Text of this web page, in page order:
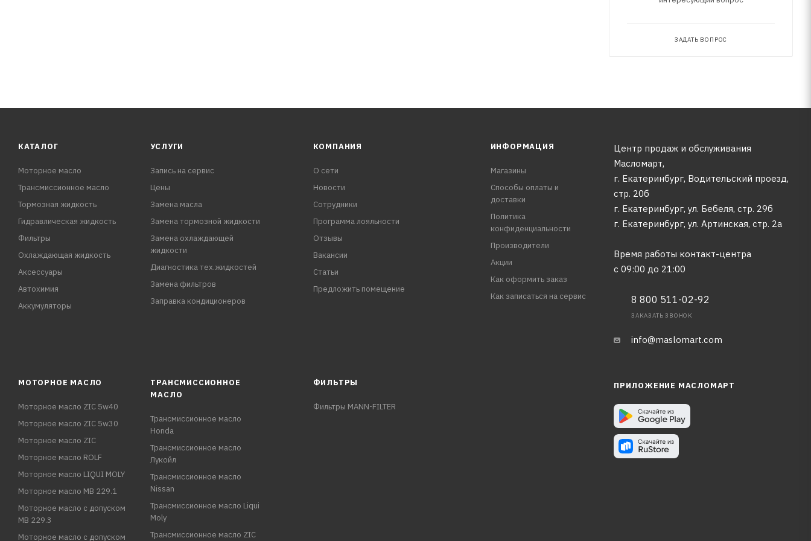
ЗАДАТЬ ВОПРОС
КАТАЛОГ
Моторное масло
Трансмиссионное масло
Тормозная жидкость
Гидравлическая жидкость
Фильтры
Охлаждающая жидкость
Аксессуары
Автохимия
Аккумуляторы
УСЛУГИ
Запись на сервис
Цены
Замена масла
Замена тормозной жидкости
Замена охлаждающей
жидкости
Диагностика тех.жидкостей
Замена фильтров
Заправка кондиционеров
КОМПАНИЯ
О сети
Новости
Сотрудники
Программа лояльности
Отзывы
Вакансии
Статьи
Предложить помещение
ИНФОРМАЦИЯ
Магазины
Способы оплаты и
доставки
Политика
конфиденциальности
Производители
Акции
Как оформить заказ
Как записаться на сервис
Центр продаж и обслуживания
Масломарт,
г. Екатеринбург, Водительский проезд,
стр. 20б
г. Екатеринбург, ул. Бебеля, стр. 29б
г. Екатеринбург, ул. Артинская, стр. 2а
Время работы контакт-центра
с 09:00 до 21:00
8 800 511-02-92
ЗАКАЗАТЬ ЗВОНОК
info@maslomart.com
МОТОРНОЕ МАСЛО
Моторное масло ZIC 5w40
Моторное масло ZIC 5w30
Моторное масло ZIC
Моторное масло ROLF
Моторное масло LIQUI MOLY
Моторное масло MB 229.1
Моторное масло с допуском
MB 229.3
Моторное масло с допуском
ТРАНСМИССИОННОЕ
МАСЛО
Трансмиссионное масло
Honda
Трансмиссионное масло
Лукойл
Трансмиссионное масло
Nissan
Трансмиссионное масло Liqui
Moly
Трансмиссионное масло ZIC
ФИЛЬТРЫ
Фильтры MANN-FILTER
ПРИЛОЖЕНИЕ МАСЛОМАРТ